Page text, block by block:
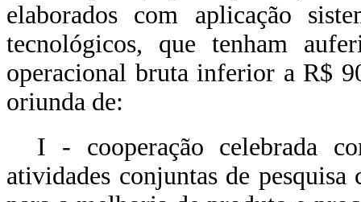
elaborados com aplicação
tecnológicos, que tenham
operacional bruta inferior a R$
oriunda de:
I - cooperação celebrada
atividades conjuntas de